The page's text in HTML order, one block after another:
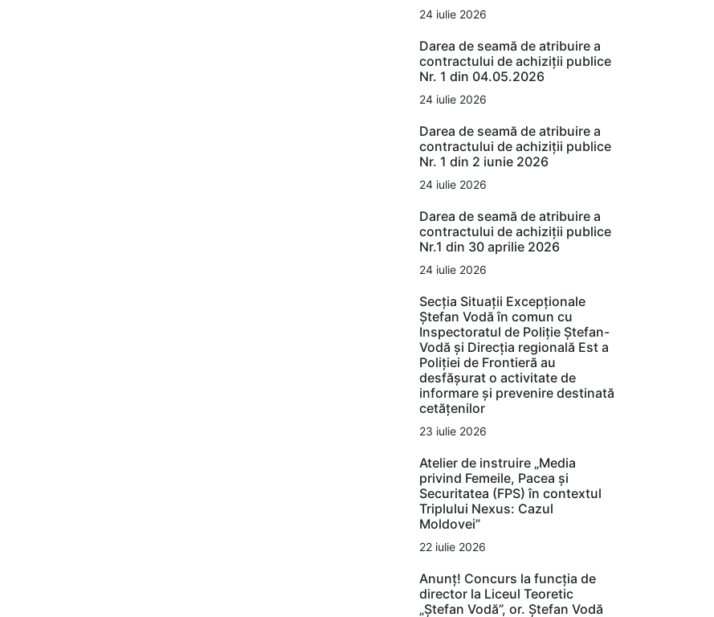
24 iulie 2026
Darea de seamă de atribuire a
contractului de achiziții publice
Nr. 1 din 04.05.2026
24 iulie 2026
Darea de seamă de atribuire a
contractului de achiziții publice
Nr. 1 din 2 iunie 2026
24 iulie 2026
Darea de seamă de atribuire a
contractului de achiziții publice
Nr.1 din 30 aprilie 2026
24 iulie 2026
Secția Situații Excepționale
Ștefan Vodă în comun cu
Inspectoratul de Poliție Ștefan-
Vodă și Direcția regională Est a
Poliției de Frontieră au
desfășurat o activitate de
informare și prevenire destinată
cetățenilor
23 iulie 2026
Atelier de instruire „Media
privind Femeile, Pacea și
Securitatea (FPS) în contextul
Triplului Nexus: Cazul
Moldovei”
22 iulie 2026
Anunț! Concurs la funcția de
director la Liceul Teoretic
„Ștefan Vodă”, or. Ștefan Vodă